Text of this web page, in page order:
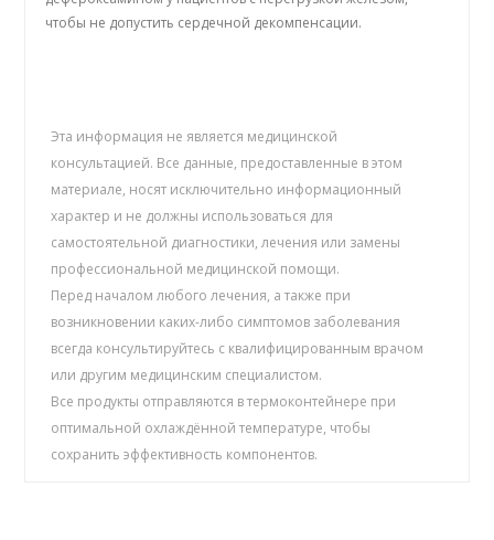
чтобы не допустить сердечной декомпенсации.
Эта информация не является медицинской
консультацией. Все данные, предоставленные в этом
материале, носят исключительно информационный
характер и не должны использоваться для
самостоятельной диагностики, лечения или замены
профессиональной медицинской помощи.
Перед началом любого лечения, а также при
возникновении каких-либо симптомов заболевания
всегда консультируйтесь с квалифицированным врачом
или другим медицинским специалистом.
Все продукты отправляются в термоконтейнере при
оптимальной охлаждённой температуре, чтобы
сохранить эффективность компонентов.